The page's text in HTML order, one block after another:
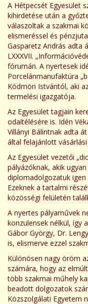
A Hétpecsét Egyesület
kihirdetése után a
válaszoltak a szakmai
elismeréssel és
Gasparetz András adta
LXXXVII.
fórumán. A nyertesek
Porcelánmanufaktúra
Ködmön Istvántól, aki
termelési igazgatója.
Az Egyesület tagjain
odaítélésére is. Idén
Villányi Bálintnak adta
által felajánlott
Az Egyesület vezetői
pályázóknak, akik
diplomadolgozatuk
Ezeknek a tartalmi
közösségi felületén
A nyertes pályaművek
konzulensek nélkül, így
Gábor György, Dr.
is, elismerve ezzel
Különösen nagy öröm
számára, hogy az
több szakmai műhely
beadott dolgozatok
Közszolgálati Egyetem